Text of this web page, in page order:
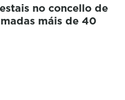
no concello de
máis de 40